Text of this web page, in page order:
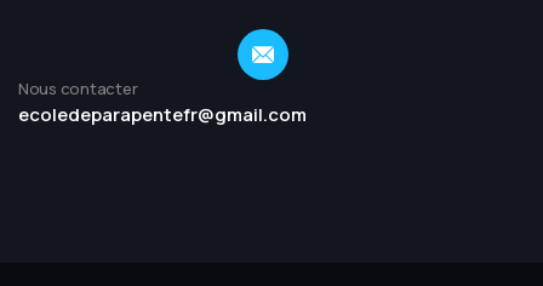
Nous contacter
ecoledeparapentefr@gmail.com